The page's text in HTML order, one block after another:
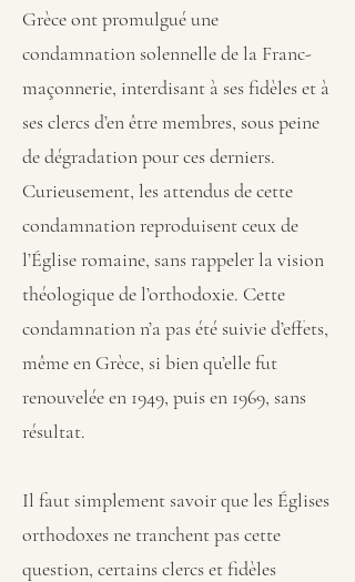
Grèce ont promulgué une
condamnation solennelle de la Franc-
maçonnerie, interdisant à ses fidèles et à
ses clercs d’en être membres, sous peine
de dégradation pour ces derniers.
Curieusement, les attendus de cette
condamnation reproduisent ceux de
l’Église romaine, sans rappeler la vision
théologique de l’orthodoxie. Cette
condamnation n’a pas été suivie d’effets,
même en Grèce, si bien qu’elle fut
renouvelée en 1949, puis en 1969, sans
résultat.
Il faut simplement savoir que les Églises
orthodoxes ne tranchent pas cette
question, certains clercs et fidèles